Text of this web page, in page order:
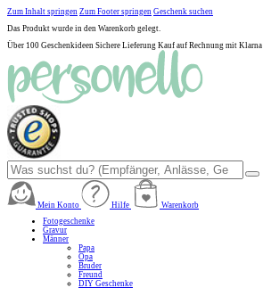
Zum Inhalt springen Zum Footer springen Geschenk suchen
Das Produkt wurde in den Warenkorb gelegt.
Über 100 Geschenkideen Sichere Lieferung Kauf auf Rechnung mit Klarna
Mein Konto Hilfe
Warenkorb
Fotogeschenke
Gravur
Männer
Papa
Opa
Bruder
Freund
DIY Geschenke